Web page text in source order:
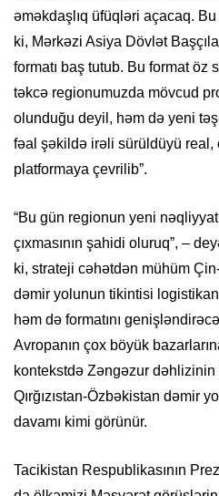
əməkdaşlıq üfüqləri açacaq.
ki, Mərkəzi Asiya Dövlət
formatı baş tutub. Bu format öz
təkcə regionumuzda mövcud
olunduğu deyil, həm də yeni
fəal şəkildə irəli sürüldüyü real,
platformaya çevrilib”.
“Bu gün regionun yeni
çıxmasının şahidi oluruq”, –
ki, strateji cəhətdən mühüm
dəmir yolunun tikintisi
həm də formatını
Avropanın çox böyük
kontekstdə Zəngəzur
Qırğızıstan-Özbəkistan dəmir
davamı kimi görünür.
Tacikistan Respublikasının